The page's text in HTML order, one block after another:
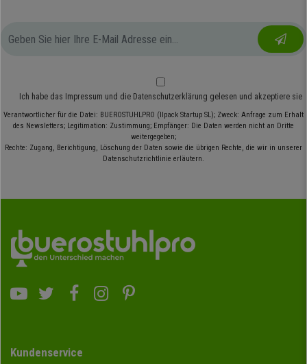
Ich habe das Impressum und die Datenschutzerklärung gelesen und akzeptiere sie
Verantwortlicher für die Datei: BUEROSTUHLPRO (Ilpack Startup SL); Zweck: Anfrage zum Erhalt
des Newsletters; Legitimation: Zustimmung; Empfänger: Die Daten werden nicht an Dritte
weitergegeben;
Rechte: Zugang, Berichtigung, Löschung der Daten sowie die übrigen Rechte, die wir in unserer
Datenschutzrichtlinie erläutern.
Kundenservice